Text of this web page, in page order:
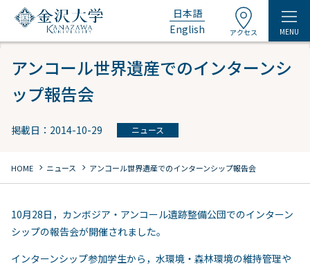
日本語
English
アクセス MENU
アンコール世界遺産でのインターンシ
ップ報告会
掲載日：2014-10-29 ニュース
HOME chevron_right ニュース chevron_right アンコール世界遺産でのインターンシップ報告会
10月28日，カンボジア・アンコール遺跡整備公団でのインターン
シップの報告会が開催されました。
インターンシップ参加学生から，水環境・森林環境の維持管理や